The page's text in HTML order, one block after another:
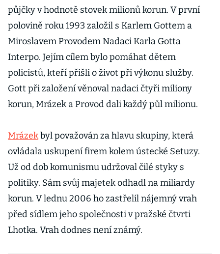
půjčky v hodnotě stovek milionů korun. V první
polovině roku 1993 založil s Karlem Gottem a
Miroslavem Provodem Nadaci Karla Gotta
Interpo. Jejím cílem bylo pomáhat dětem
policistů, kteří přišli o život při výkonu služby.
Gott při založení věnoval nadaci čtyři miliony
korun, Mrázek a Provod dali každý půl milionu.
Mrázekbyl považován za hlavu skupiny, která
ovládala uskupení firem kolem ústecké Setuzy.
Už od dob komunismu udržoval čilé styky s
politiky. Sám svůj majetek odhadl na miliardy
korun. V lednu 2006 ho zastřelil nájemný vrah
před sídlem jeho společnosti v pražské čtvrti
Lhotka. Vrah dodnes není známý.